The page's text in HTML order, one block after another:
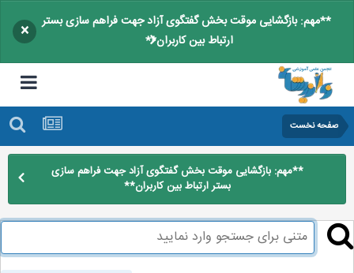
**مهم: بازگشایی موقت بخش گفتگوی آزاد جهت فراهم سازی بستر
ارتباط بین کاربران**
×
صفحه نخست
**مهم: بازگشایی موقت بخش گفتگوی آزاد جهت فراهم سازی
بستر ارتباط بین کاربران**